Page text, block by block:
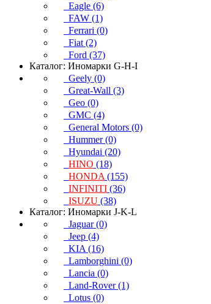
Eagle (6)
FAW (1)
Ferrari (0)
Fiat (2)
Ford (37)
Каталог: Иномарки G-H-I
Geely (0)
Great-Wall (3)
Geo (0)
GMC (4)
General Motors (0)
Hummer (0)
Hyundai (20)
HINO (18)
HONDA (155)
INFINITI (36)
ISUZU (38)
Каталог: Иномарки J-K-L
Jaguar (0)
Jeep (4)
KIA (16)
Lamborghini (0)
Lancia (0)
Land-Rover (1)
Lotus (0)